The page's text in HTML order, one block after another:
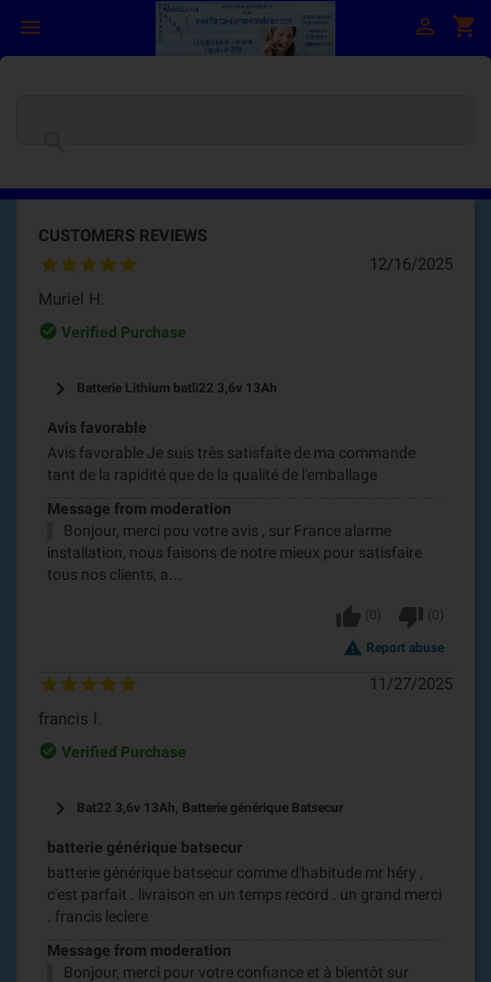
 shopping_cart

CUSTOMERS REVIEWS
12/16/2025
Muriel H.
check_circle_outline
Verified Purchase
keyboard_arrow_right Batterie Lithium batli22 3,6v 13Ah
Avis favorable
Avis favorable Je suis très satisfaite de ma commande
tant de la rapidité que de la qualité de l'emballage
Message from moderation
Bonjour, merci pou votre avis , sur France alarme
installation, nous faisons de notre mieux pour satisfaire
tous nos clients, a...
thumb_up (0 ) thumb_down (0 )
report_problem Report abuse
11/27/2025
francis l.
check_circle_outline
Verified Purchase
keyboard_arrow_right Bat22 3,6v 13Ah, Batterie générique Batsecur
batterie générique batsecur
batterie générique batsecur comme d'habitude mr héry ,
c'est parfait . livraison en un temps record . un grand merci
. francis leclere
Message from moderation
Bonjour, merci pour votre confiance et à bientôt sur